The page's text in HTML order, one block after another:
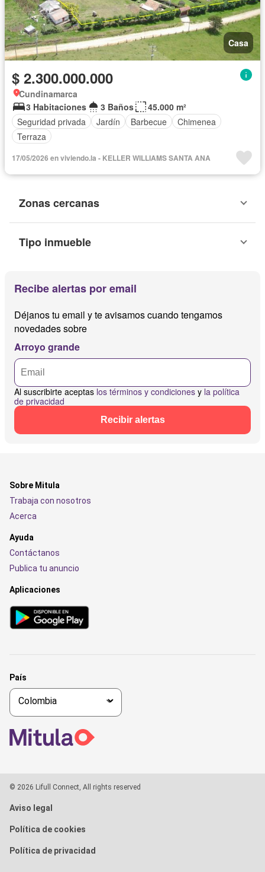
Casa
$ 2.300.000.000
Cundinamarca
3 Habitaciones
3 Baños
45.000 m²
Seguridad privada
Jardín Barbecue
Chimenea
Terraza
17/05/2026 en viviendo.la - KELLER WILLIAMS SANTA ANA
Zonas cercanas
Tipo inmueble
Recibe alertas por email
Déjanos tu email y te avisamos cuando tengamos
novedades sobre
Arroyo grande
Al suscribirte aceptas los términos y condiciones y la política
de privacidad
Recibir alertas
Sobre Mitula
Trabaja con nosotros
Acerca
Ayuda
Contáctanos
Publica tu anuncio
Aplicaciones
País
© 2026 Lifull Connect, All rights reserved
Aviso legal
Política de cookies
Política de privacidad